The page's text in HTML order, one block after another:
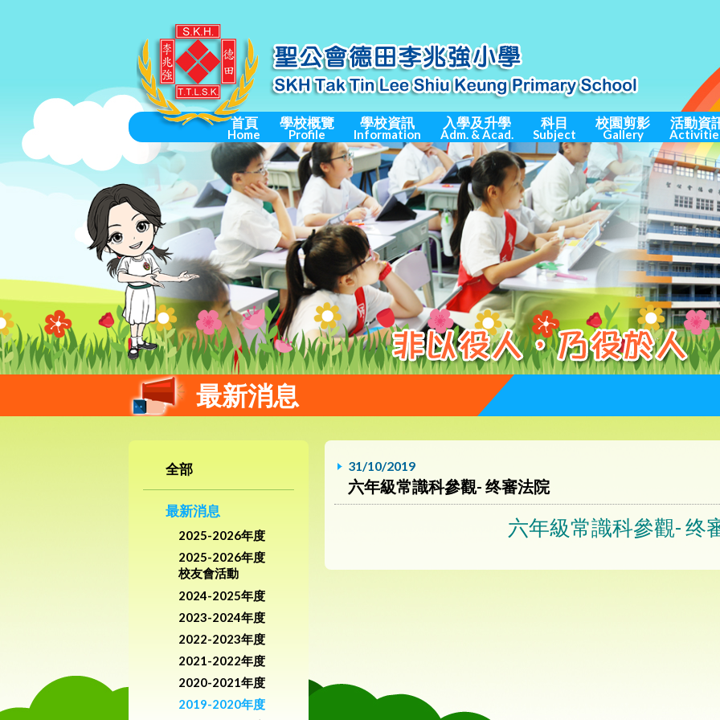
首頁
Home
學校概覽
Profile
學校資訊
Information
入學及升學
Adm. & Acad.
科目
Subject
校園剪影
Gallery
活動資
最新消息
全部
最新消息
2025-2026年度
2025-2026年度
校友會活動
2024-2025年度
2023-2024年度
2022-2023年度
2021-2022年度
2020-2021年度
2019-2020年度
31/10/2019
六年級常識科參觀- 终審法院
六年級常識科參觀- 终